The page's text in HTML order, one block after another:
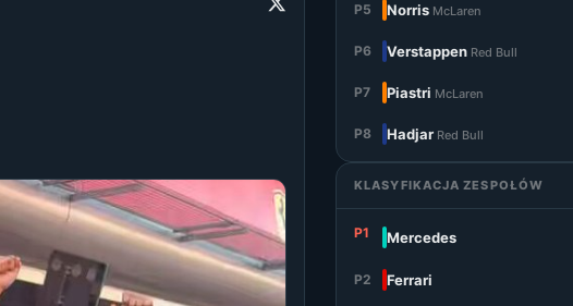
P5 Norris McLaren
P6 Verstappen Red Bull
P7 Piastri McLaren
P8 Hadjar Red Bull
KLASYFIKACJA ZESPOŁÓW
P1 Mercedes
P2 Ferrari